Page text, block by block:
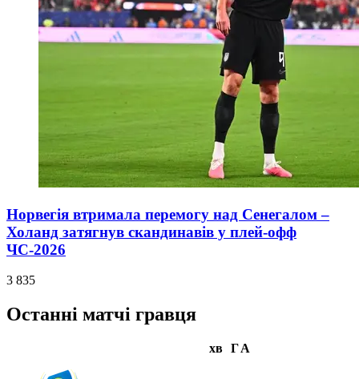
Норвегія втримала перемогу над Сенегалом –
Холанд затягнув скандинавів у плей-офф
ЧС-2026
3 835
Останні матчі гравця
хв ГА